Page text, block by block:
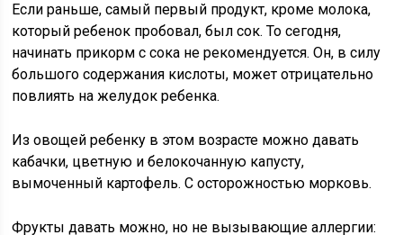
Если раньше, самый первый продукт, кроме молока,
который ребенок пробовал, был сок. То сегодня,
начинать прикорм с сока не рекомендуется. Он, в силу
большого содержания кислоты, может отрицательно
повлиять на желудок ребенка.
Из овощей ребенку в этом возрасте можно давать
кабачки, цветную и белокочанную капусту,
вымоченный картофель. С осторожностью морковь.
Фрукты давать можно, но не вызывающие аллергии: